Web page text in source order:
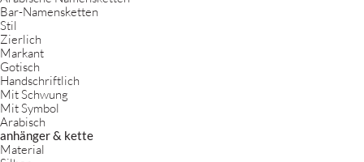
Bar-Namensketten
Stil
Zierlich
Markant
Gotisch
Handschriftlich
Mit Schwung
Mit Symbol
Arabisch
anhänger & kette
Material